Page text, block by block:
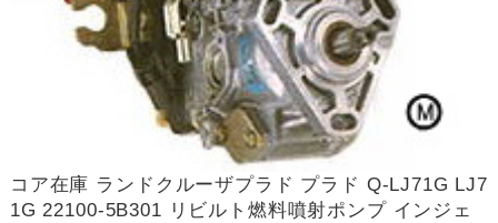
コア在庫 ランドクルーザプラド プラド Q-LJ71G LJ7
1G 22100-5B301 リビルト燃料噴射ポンプ インジェ